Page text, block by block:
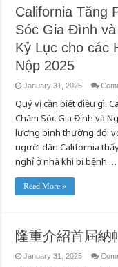
California Tăng
Sóc Gia Đình
Kỷ Lục cho các
Nộp 2025
January 31, 2025
Quý vị cần biết điều gì:
Chăm Sóc Gia Đình và
lương bình thường đối
người dân California
nghỉ ở nhà khi bị bệnh …
Read More »
隆重介紹首屆納
January 31, 2025